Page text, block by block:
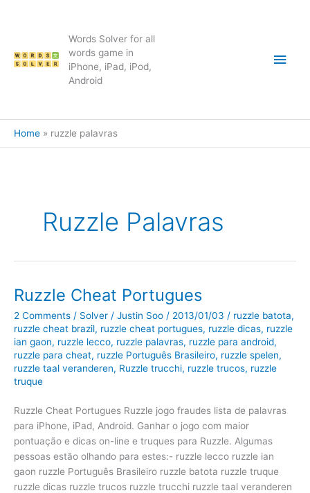
Words Solver for all
words game in
iPhone, iPad, iPod,
Android
Main
Home ruzzle palavras
Ruzzle Palavras
Ruzzle Cheat Portugues
2 Comments / Solver / Justin Soo / 2013/01/03 / ruzzle batota,
ruzzle cheat brazil, ruzzle cheat portugues, ruzzle dicas, ruzzle
ian gaon, ruzzle lecco, ruzzle palavras, ruzzle para android,
ruzzle para cheat, ruzzle Português Brasileiro, ruzzle spelen,
ruzzle taal veranderen, Ruzzle trucchi, ruzzle trucos, ruzzle
truque
Ruzzle Cheat Portugues Ruzzle jogo fraudes lista de palavras
para iPhone, iPad, Android. Ganhar o jogo com maior
pontuação e dicas on-line e truques para Ruzzle. Algumas
pessoas estão olhando para estes:- ruzzle lecco ruzzle ian
gaon ruzzle Português Brasileiro ruzzle batota ruzzle truque
ruzzle dicas ruzzle trucos ruzzle trucchi ruzzle taal veranderen